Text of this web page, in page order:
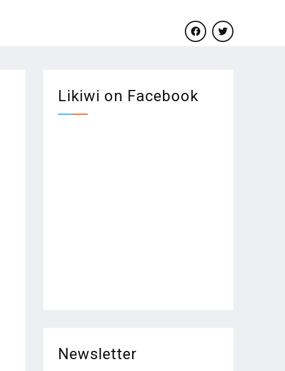
facebooktwitter
Likiwi on Facebook
Newsletter